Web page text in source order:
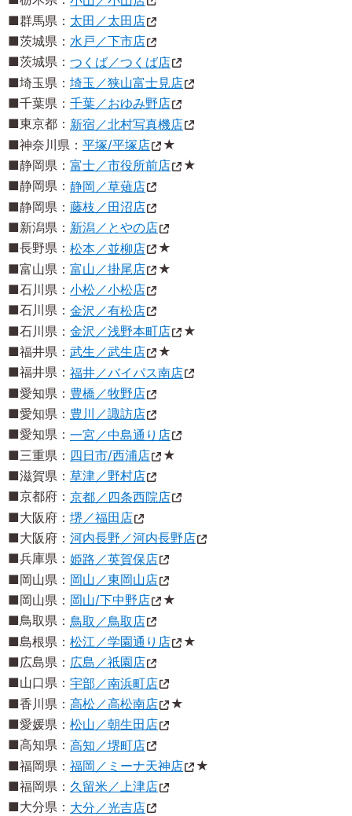
■群馬県： 太田／太田店
■茨城県： 水戸／下市店
■茨城県： つくば／つくば店
■埼玉県： 埼玉／狭山富士見店
■千葉県： 千葉／おゆみ野店
■東京都： 新宿／北村写真機店
■神奈川県： 平塚/平塚店
★
■静岡県： 富士／市役所前店
★
■静岡県： 静岡／草薙店
■静岡県： 藤枝／田沼店
■新潟県： 新潟／とやの店
■長野県： 松本／並柳店
★
■富山県： 富山／掛尾店
★
■石川県： 小松／小松店
■石川県： 金沢／有松店
■石川県： 金沢／浅野本町店
★
■福井県： 武生／武生店
★
■福井県： 福井／バイパス南店
■愛知県： 豊橋／牧野店
■愛知県： 豊川／諏訪店
■愛知県： 一宮／中島通り店
■三重県： 四日市/西浦店
★
■滋賀県： 草津／野村店
■京都府： 京都／四条西院店
■大阪府： 堺／福田店
■大阪府： 河内長野／河内長野店
■兵庫県： 姫路／英賀保店
■岡山県： 岡山／東岡山店
■岡山県： 岡山/下中野店
★
■鳥取県： 鳥取／鳥取店
■島根県： 松江／学園通り店
★
■広島県： 広島／祇園店
■山口県： 宇部／南浜町店
■香川県： 高松／高松南店
★
■愛媛県： 松山／朝生田店
■高知県： 高知／堺町店
■福岡県： 福岡／ミーナ天神店
★
■福岡県： 久留米／上津店
■大分県： 大分／光吉店